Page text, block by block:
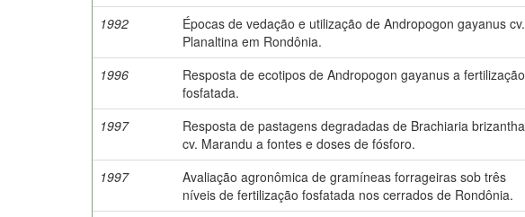
1992
Épocas de vedação e utilização de Andropogon gayanus cv.
Planaltina em Rondônia.
1996
Resposta de ecotipos de Andropogon gayanus a fertilização
fosfatada.
1997
Resposta de pastagens degradadas de Brachiaria brizantha
cv. Marandu a fontes e doses de fósforo.
1997
Avaliação agronômica de gramíneas forrageiras sob três
níveis de fertilização fosfatada nos cerrados de Rondônia.